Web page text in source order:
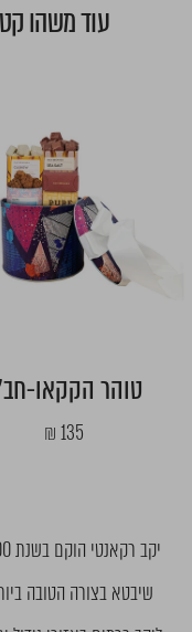
עוד משהו
טוהר הקקאו-חב'
מחיר
135 ₪
שיבטא בצורה הטובה